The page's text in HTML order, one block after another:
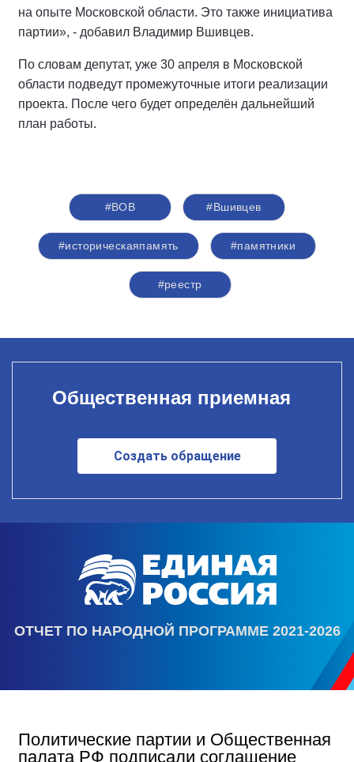
на опыте Московской области. Это также инициатива
партии», - добавил Владимир Вшивцев.
По словам депутат, уже 30 апреля в Московской
области подведут промежуточные итоги реализации
проекта. После чего будет определён дальнейший
план работы.
#ВОВ #Вшивцев
#историческаяпамять #памятники
#реестр
Общественная приемная
Создать обращение
ОТЧЕТ ПО НАРОДНОЙ ПРОГРАММЕ 2021-2026
Политические партии и Общественная
палата РФ подписали соглашение